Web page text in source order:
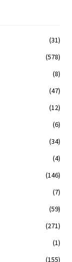
(31)
(578)
(8)
(47)
(12)
(6)
(34)
(4)
(146)
(7)
(59)
(271)
(1)
(155)